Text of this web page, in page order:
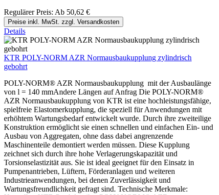
Regulärer Preis: Ab 50,62 €
Preise inkl. MwSt. zzgl. Versandkosten
Details
KTR POLY-NORM AZR Normausbaukupplung zylindrisch
gebohrt
POLY-NORM® AZR Normausbaukupplung mit der Ausbaulänge
von l = 140 mmAndere Längen auf Anfrag Die POLY-NORM®
AZR Normausbaukupplung von KTR ist eine hochleistungsfähige,
spielfreie Elastomerkupplung, die speziell für Anwendungen mit
erhöhtem Wartungsbedarf entwickelt wurde. Durch ihre zweiteilige
Konstruktion ermöglicht sie einen schnellen und einfachen Ein- und
Ausbau von Aggregaten, ohne dass dabei angrenzende
Maschinenteile demontiert werden müssen. Diese Kupplung
zeichnet sich durch ihre hohe Verlagerungskapazität und
Torsionselastizität aus. Sie ist ideal geeignet für den Einsatz in
Pumpenantrieben, Lüftern, Förderanlagen und weiteren
Industrieanwendungen, bei denen Zuverlässigkeit und
Wartungsfreundlichkeit gefragt sind. Technische Merkmale: